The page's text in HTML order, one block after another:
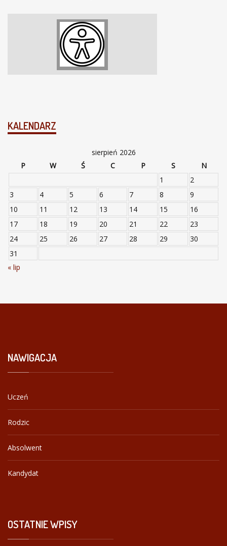
KALENDARZ
sierpień 2026
P
W Ś C P S
N
1
2
3
4 5 6 7 8
9
10
11 12 13 14 15
16
17
18 19 20 21 22
23
24
25 26 27 28 29
30
31
« lip
NAWIGACJA
Uczeń
Rodzic
Absolwent
Kandydat
OSTATNIEWPISY